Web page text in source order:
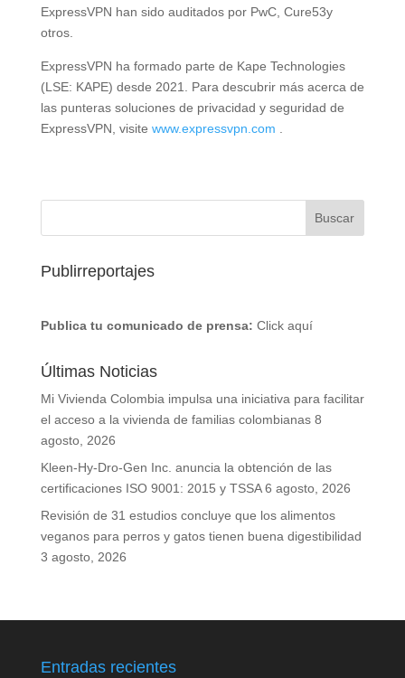
ExpressVPN han sido auditados por PwC, Cure53y
otros.
ExpressVPN ha formado parte de Kape Technologies
(LSE: KAPE) desde 2021. Para descubrir más acerca de
las punteras soluciones de privacidad y seguridad de
ExpressVPN, visite www.expressvpn.com
Publirreportajes
Publica tu comunicado de prensa: Click aquí
Últimas Noticias
Mi Vivienda Colombia impulsa una iniciativa para facilitar
el acceso a la vivienda de familias colombianas 8
agosto, 2026
Kleen-Hy-Dro-Gen Inc. anuncia la obtención de las
certificaciones ISO 9001: 2015 y TSSA 6 agosto, 2026
Revisión de 31 estudios concluye que los alimentos
veganos para perros y gatos tienen buena digestibilidad
3 agosto, 2026
Entradas recientes